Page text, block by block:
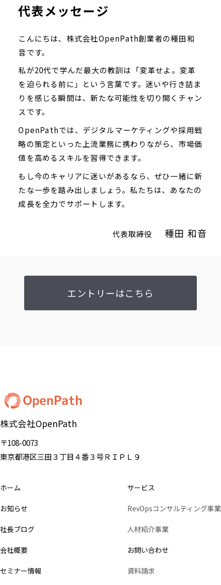
代表メッセージ
こんにちは、株式会社OpenPath創業者の種田和
音です。
私が20代で学んだ最大の教訓は「変革せよ。変革
を迫られる前に」という言葉です。迷いや行き詰ま
りを感じる瞬間は、新たな可能性を切り開くチャン
スです。
OpenPathでは、デジタルマーケティングや採用戦
略の策定といった上流業務に携わりながら、市場価
値を高めるスキルを習得できます。
もし今のキャリアに迷いがあるなら、ぜひ一緒に新
たな一歩を踏み出しましょう。私たちは、あなたの
成長を全力でサポートします。
代表取締役 種田 和音
エントリーはこちら
株式会社OpenPath
〒108-0073
東京都港区三田３丁目４番３号ＲＩＰＬ９
ホーム
お知らせ
社長ブログ
会社概要
セミナー情報
サービス
RevOpsコンサルティング事業
人材紹介事業
お問い合わせ
資料請求